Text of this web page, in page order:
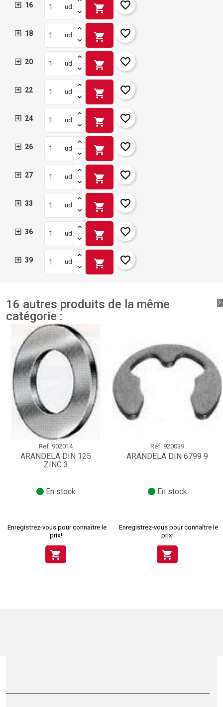
16 ud shopping_cart favorite_border
18 ud shopping_cart favorite_border
20 ud shopping_cart favorite_border
22 ud shopping_cart favorite_border
24 ud shopping_cart favorite_border
26 ud shopping_cart favorite_border
27 ud shopping_cart favorite_border
33 ud shopping_cart favorite_border
36 ud shopping_cart favorite_border
39 ud shopping_cart favorite_border
16 autres produits de la même
catégorie :
Réf. 902014
ARANDELA DIN 125
ZINC 3
En stock
Enregistrez-vous pour connaître le
prix!
shopping_cart
Réf. 920039
ARANDELA DIN 6799 9
En stock
Enregistrez-vous pour connaître le
prix!
shopping_cart